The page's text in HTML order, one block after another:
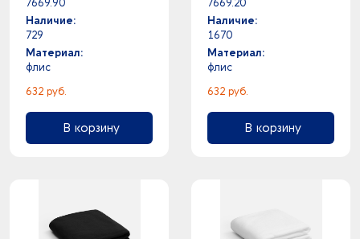
7669.90
Наличие:
729
Материал:
флис
632 руб.
В корзину
7669.20
Наличие:
1670
Материал:
флис
632 руб.
В корзину